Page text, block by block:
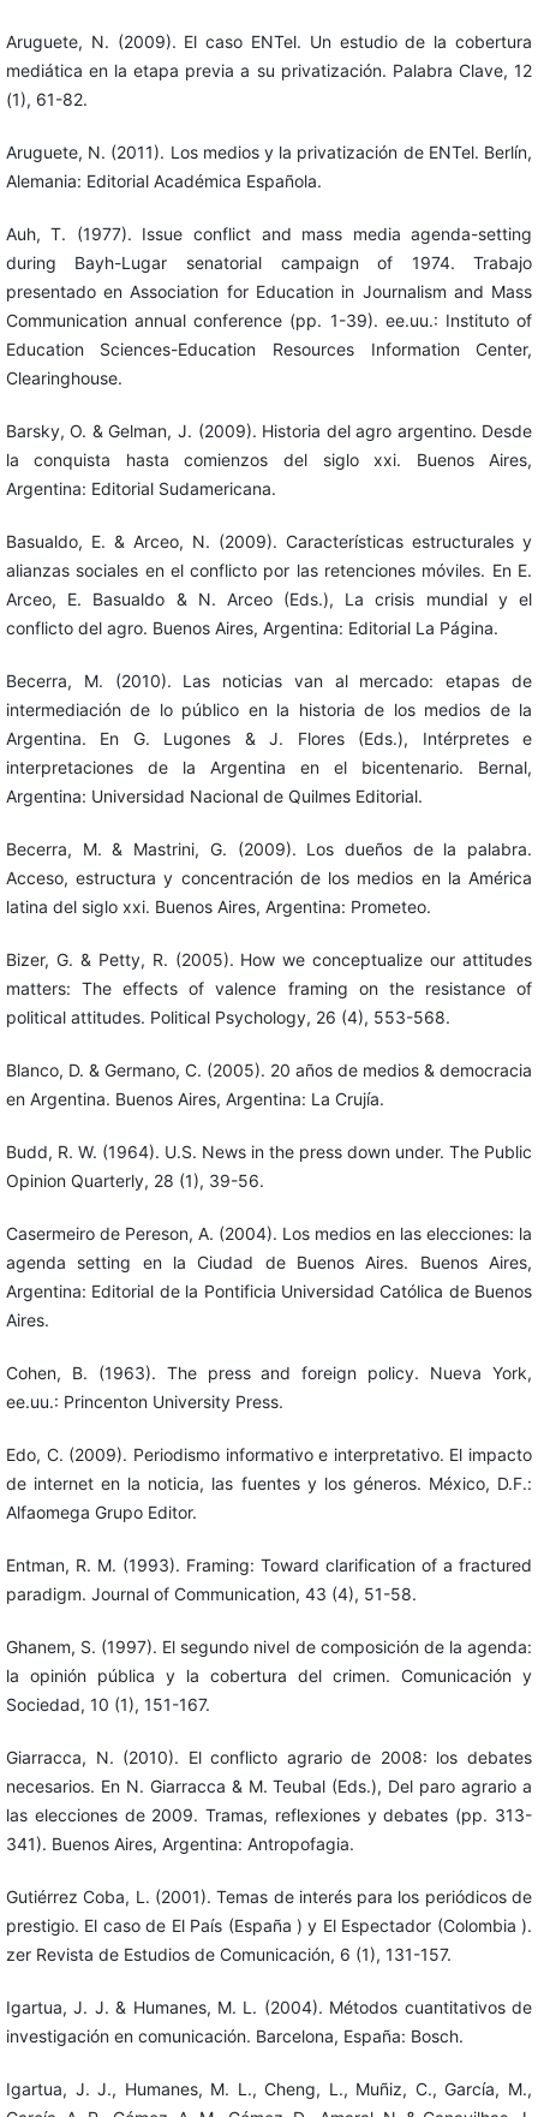
Aruguete, N. (2009). El caso ENTel. Un estudio de la cobertura
mediática en la etapa previa a su privatización. Palabra Clave, 12
(1), 61-82.
Aruguete, N. (2011). Los medios y la privatización de ENTel. Berlín,
Alemania: Editorial Académica Española.
Auh, T. (1977). Issue conflict and mass media agenda-setting
during Bayh-Lugar senatorial campaign of 1974. Trabajo
presentado en Association for Education in Journalism and Mass
Communication annual conference (pp. 1-39). ee.uu.: Instituto of
Education Sciences-Education Resources Information Center,
Clearinghouse.
Barsky, O. & Gelman, J. (2009). Historia del agro argentino. Desde
la conquista hasta comienzos del siglo xxi. Buenos Aires,
Argentina: Editorial Sudamericana.
Basualdo, E. & Arceo, N. (2009). Características estructurales y
alianzas sociales en el conflicto por las retenciones móviles. En E.
Arceo, E. Basualdo & N. Arceo (Eds.), La crisis mundial y el
conflicto del agro. Buenos Aires, Argentina: Editorial La Página.
Becerra, M. (2010). Las noticias van al mercado: etapas de
intermediación de lo público en la historia de los medios de la
Argentina. En G. Lugones & J. Flores (Eds.), Intérpretes e
interpretaciones de la Argentina en el bicentenario. Bernal,
Argentina: Universidad Nacional de Quilmes Editorial.
Becerra, M. & Mastrini, G. (2009). Los dueños de la palabra.
Acceso, estructura y concentración de los medios en la América
latina del siglo xxi. Buenos Aires, Argentina: Prometeo.
Bizer, G. & Petty, R. (2005). How we conceptualize our attitudes
matters: The effects of valence framing on the resistance of
political attitudes. Political Psychology, 26 (4), 553-568.
Blanco, D. & Germano, C. (2005). 20 años de medios & democracia
en Argentina. Buenos Aires, Argentina: La Crujía.
Budd, R. W. (1964). U.S. News in the press down under. The Public
Opinion Quarterly, 28 (1), 39-56.
Casermeiro de Pereson, A. (2004). Los medios en las elecciones: la
agenda setting en la Ciudad de Buenos Aires. Buenos Aires,
Argentina: Editorial de la Pontificia Universidad Católica de Buenos
Aires.
Cohen, B. (1963). The press and foreign policy. Nueva York,
ee.uu.: Princenton University Press.
Edo, C. (2009). Periodismo informativo e interpretativo. El impacto
de internet en la noticia, las fuentes y los géneros. México, D.F.:
Alfaomega Grupo Editor.
Entman, R. M. (1993). Framing: Toward clarification of a fractured
paradigm. Journal of Communication, 43 (4), 51-58.
Ghanem, S. (1997). El segundo nivel de composición de la agenda:
la opinión pública y la cobertura del crimen. Comunicación y
Sociedad, 10 (1), 151-167.
Giarracca, N. (2010). El conflicto agrario de 2008: los debates
necesarios. En N. Giarracca & M. Teubal (Eds.), Del paro agrario a
las elecciones de 2009. Tramas, reflexiones y debates (pp. 313-
341). Buenos Aires, Argentina: Antropofagia.
Gutiérrez Coba, L. (2001). Temas de interés para los periódicos de
prestigio. El caso de El País (España ) y El Espectador (Colombia ).
zer Revista de Estudios de Comunicación, 6 (1), 131-157.
Igartua, J. J. & Humanes, M. L. (2004). Métodos cuantitativos de
investigación en comunicación. Barcelona, España: Bosch.
Igartua, J. J., Humanes, M. L., Cheng, L., Muñiz, C., García, M.,